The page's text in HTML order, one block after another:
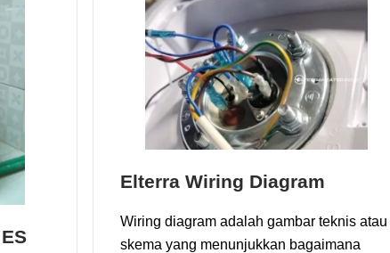
Elterra Wiring Diagram
Wiring diagram adalah gambar teknis atau
skema yang menunjukkan bagaimana